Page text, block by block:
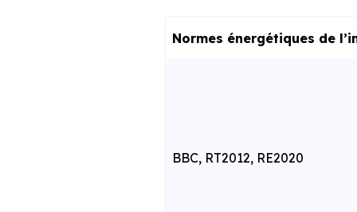
Normes énergétiques de
BBC, RT2012, RE2020